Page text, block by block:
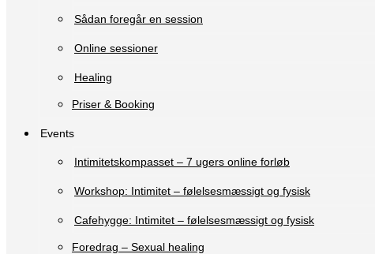
Sådan foregår en session
Online sessioner
Healing
Priser & Booking
Events
Intimitetskompasset – 7 ugers online forløb
Workshop: Intimitet – følelsesmæssigt og fysisk
Cafehygge: Intimitet – følelsesmæssigt og fysisk
Foredrag – Sexual healing